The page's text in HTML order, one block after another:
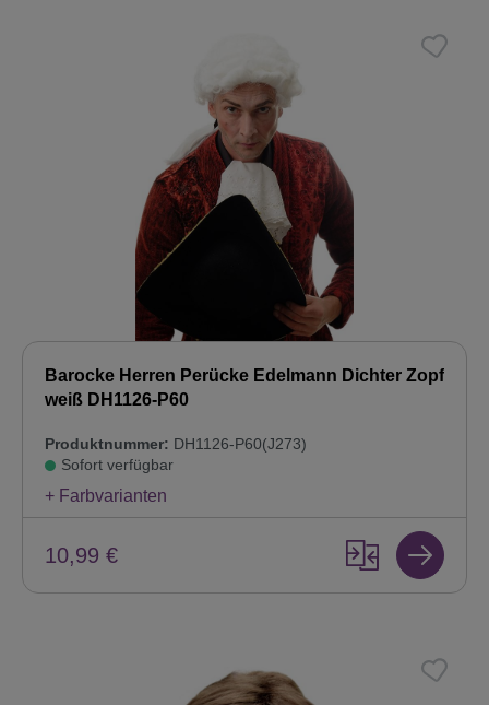
Barocke Herren Perücke Edelmann Dichter Zopf
weiß DH1126-P60
Produktnummer: DH1126-P60(J273)
Sofort verfügbar
+ Farbvarianten
10,99 €